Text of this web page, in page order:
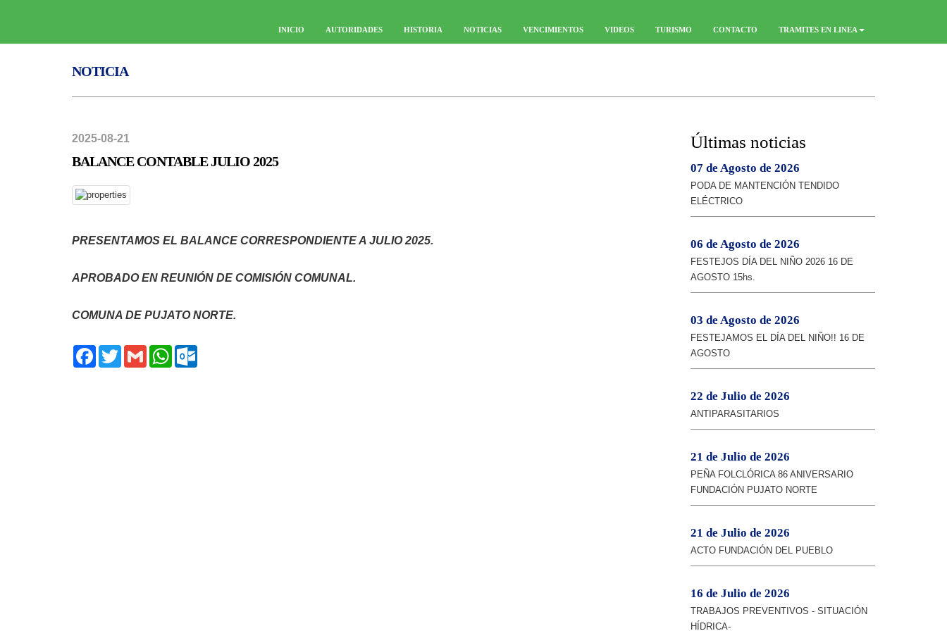
INICIO AUTORIDADES HISTORIA NOTICIAS VENCIMIENTOS VIDEOS TURISMO CONTACTO TRAMITES EN LINEA
NOTICIA
2025-08-21
BALANCE CONTABLE JULIO 2025
PRESENTAMOS EL BALANCE CORRESPONDIENTE A JULIO 2025.
APROBADO EN REUNIÓN DE COMISIÓN COMUNAL.
COMUNA DE PUJATO NORTE.
FacebookTwitter Gmail WhatsApp
Últimas noticias
07 de Agosto de 2026
PODA DE MANTENCIÓN TENDIDO
ELÉCTRICO
06 de Agosto de 2026
FESTEJOS DÍA DEL NIÑO 2026 16 DE
AGOSTO 15hs.
03 de Agosto de 2026
FESTEJAMOS EL DÍA DEL NIÑO!! 16 DE
AGOSTO
22 de Julio de 2026
ANTIPARASITARIOS
21 de Julio de 2026
PEÑA FOLCLÓRICA 86 ANIVERSARIO
FUNDACIÓN PUJATO NORTE
21 de Julio de 2026
ACTO FUNDACIÓN DEL PUEBLO
16 de Julio de 2026
TRABAJOS PREVENTIVOS - SITUACIÓN
HÍDRICA-